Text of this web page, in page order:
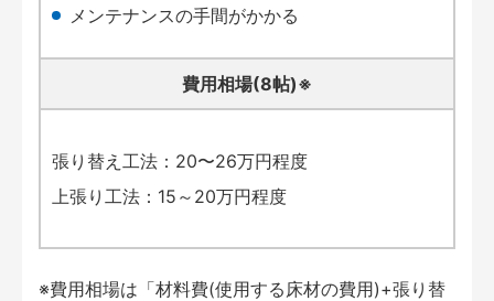
メンテナンスの手間がかかる
費用相場(8帖)※
張り替え工法：20〜26万円程度
上張り工法：15～20万円程度
※費用相場は「材料費(使用する床材の費用)+張り替